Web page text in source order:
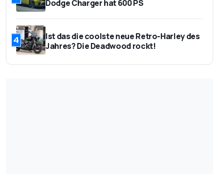
Dodge Charger hat 600 PS
4
Ist das die coolste neue Retro-Harley des
Jahres? Die Deadwood rockt!